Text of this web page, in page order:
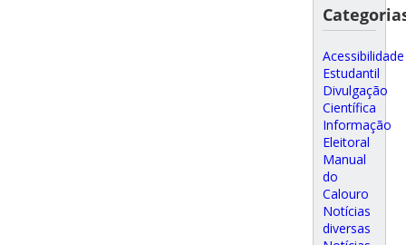
Acessibilidade
Estudantil
Divulgação
Científica
Informação
Eleitoral
Manual
do
Calouro
Notícias
diversas